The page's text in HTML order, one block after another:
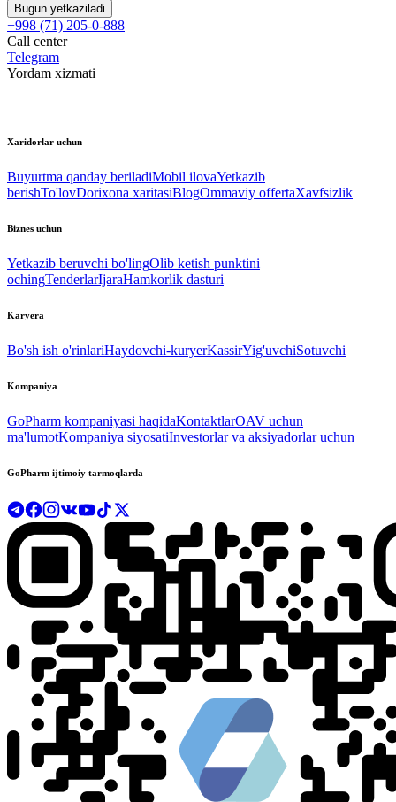
Bugun yetkaziladi
+998 (71) 205-0-888
Call center
Telegram
Yordam xizmati
Xaridorlar uchun
Buyurtma qanday beriladiMobil ilovaYetkazib
berishTo'lovDorixona xaritasiBlogOmmaviy offertaXavfsizlik
Biznes uchun
Yetkazib beruvchi bo'lingOlib ketish punktini
ochingTenderlarIjaraHamkorlik dasturi
Karyera
Bo'sh ish o'rinlariHaydovchi-kuryerKassirYig'uvchiSotuvchi
Kompaniya
GoPharm kompaniyasi haqidaKontaktlarOAV uchun
ma'lumotKompaniya siyosatiInvestorlar va aksiyadorlar uchun
GoPharm ijtimoiy tarmoqlarda